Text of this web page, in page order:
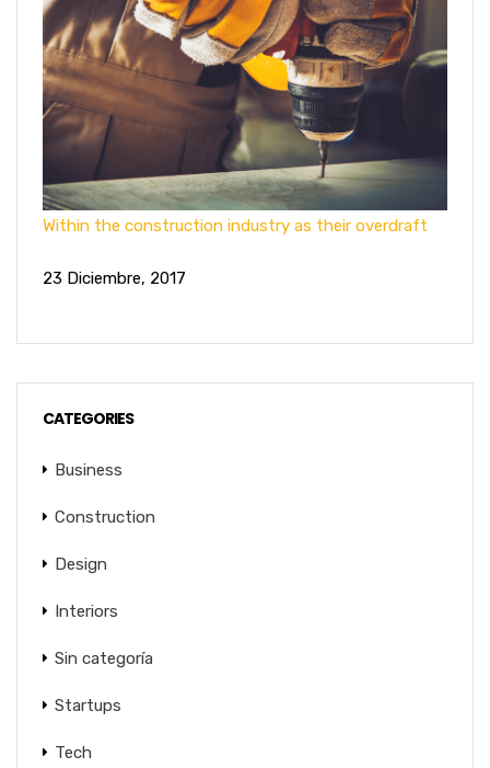
Within the construction industry as their overdraft
23 Diciembre, 2017
CATEGORIES
Business
Construction
Design
Interiors
Sin categoría
Startups
Tech